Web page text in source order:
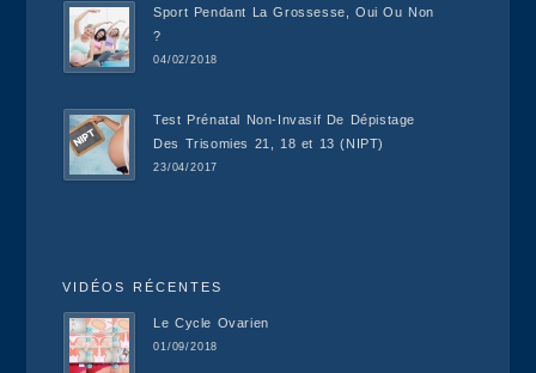
Sport Pendant La Grossesse, Oui Ou Non
?
04/02/2018
Test Prénatal Non-Invasif De Dépistage
Des Trisomies 21, 18 et 13 (NIPT)
23/04/2017
VIDÉOS RÉCENTES
Le Cycle Ovarien
01/09/2018